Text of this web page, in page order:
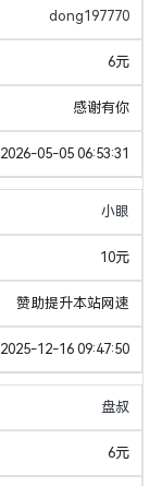
dong197770
6元
感谢有你
2026-05-05 06:53:31
小眼
10元
赞助提升本站网速
2025-12-16 09:47:50
盘叔
6元